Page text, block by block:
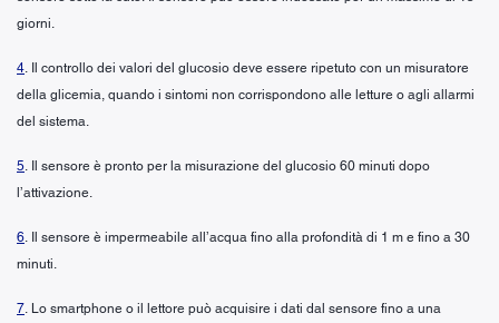
giorni.
4. Il controllo dei valori del glucosio deve essere ripetuto con un misuratore
della glicemia, quando i sintomi non corrispondono alle letture o agli allarmi
del sistema.
5. Il sensore è pronto per la misurazione del glucosio 60 minuti dopo
l’attivazione.
6. Il sensore è impermeabile all’acqua fino alla profondità di 1 m e fino a 30
minuti.
7. Lo smartphone o il lettore può acquisire i dati dal sensore fino a una